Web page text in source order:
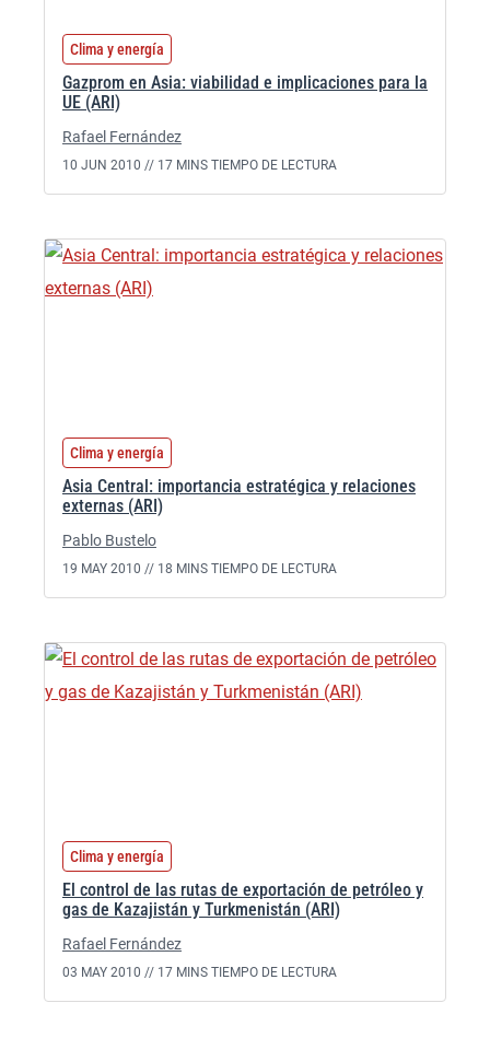
Clima y energía
Gazprom en Asia: viabilidad e implicaciones para la
UE (ARI)
Rafael Fernández
10 JUN 2010 // 17 MINS TIEMPO DE LECTURA
Clima y energía
Asia Central: importancia estratégica y relaciones
externas (ARI)
Pablo Bustelo
19 MAY 2010 // 18 MINS TIEMPO DE LECTURA
Clima y energía
El control de las rutas de exportación de petróleo y
gas de Kazajistán y Turkmenistán (ARI)
Rafael Fernández
03 MAY 2010 // 17 MINS TIEMPO DE LECTURA